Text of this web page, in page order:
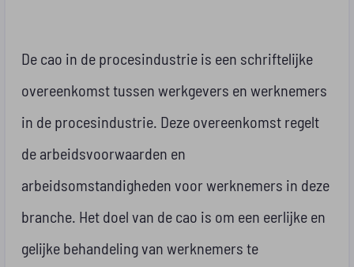
De cao in de procesindustrie is een schriftelijke
overeenkomst tussen werkgevers en werknemers
in de procesindustrie. Deze overeenkomst regelt
de arbeidsvoorwaarden en
arbeidsomstandigheden voor werknemers in deze
branche. Het doel van de cao is om een eerlijke en
gelijke behandeling van werknemers te